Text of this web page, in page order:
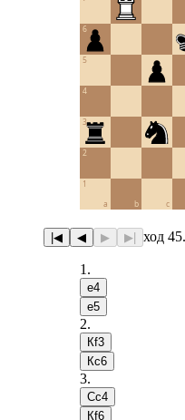
a b c
1
2
3
4
5
6
|◀ ◀ ▶ ▶| ход
1 .
e4
e5
2.
Кf3
Кc6
3.
Сc4
Кf6